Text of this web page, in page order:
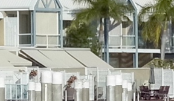
会社紹介 アクセス